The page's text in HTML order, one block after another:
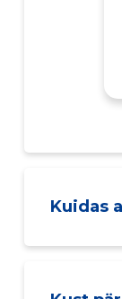
Kuidas